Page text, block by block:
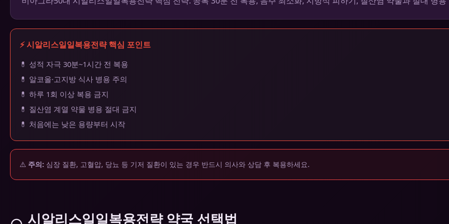
⚡ 시알리스일일복용전략 핵심 포인트
💊 성적 자극 30분~1시간 전 복용
💊 알코올·고지방 식사 병용 주의
💊 하루 1회 이상 복용 금지
💊 질산염 계열 약물 병용 절대 금지
💊 처음에는 낮은 용량부터 시작
⚠️ 주의: 심장 질환, 고혈압, 당뇨 등 기저 질환이 있는 경우 반드시 의사와 상담 후 복용하세요.
시알리스일일복용전략 약국 선택법